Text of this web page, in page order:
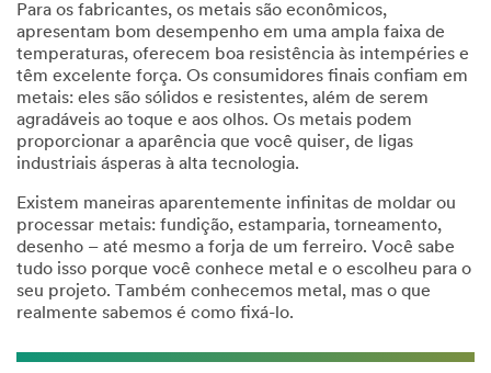
Industrial
Users
Only
Disclaimer:
The
3M
Industrial
Sample
Program
is
available
Para os fabricantes, os metais são econômicos,
apresentam bom desempenho em uma ampla faixa de
temperaturas, oferecem boa resistência às intempéries e
têm excelente força. Os consumidores finais confiam em
metais: eles são sólidos e resistentes, além de serem
agradáveis ao toque e aos olhos. Os metais podem
proporcionar a aparência que você quiser, de ligas
industriais ásperas à alta tecnologia.
Existem maneiras aparentemente infinitas de moldar ou
processar metais: fundição, estamparia, torneamento,
desenho – até mesmo a forja de um ferreiro. Você sabe
tudo isso porque você conhece metal e o escolheu para o
seu projeto. Também conhecemos metal, mas o que
realmente sabemos é como fixá-lo.